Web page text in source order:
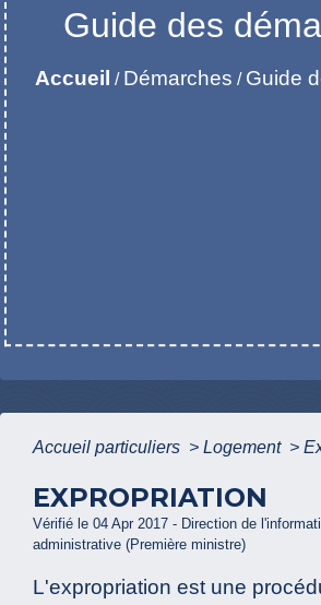
Guide des
Accueil / Démarches / Guide
Accueil particuliers > Logement >
EXPROPRIATION
Vérifié le 04 Apr 2017 - Direction de
administrative (Première ministre)
L'expropriation est une